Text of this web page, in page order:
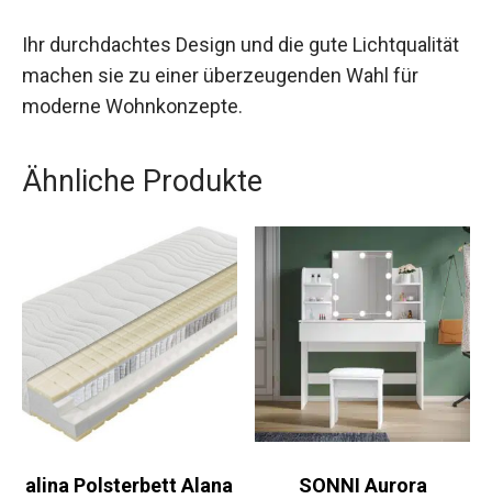
Ihr durchdachtes Design und die gute Lichtqualität
machen sie zu einer überzeugenden Wahl für
moderne Wohnkonzepte.
Ähnliche Produkte
alina Polsterbett Alana
SONNI Aurora